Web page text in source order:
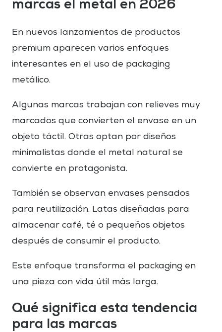
marcas el metal en 2026
En nuevos lanzamientos de productos
premium aparecen varios enfoques
interesantes en el uso de packaging
metálico.
Algunas marcas trabajan con relieves muy
marcados que convierten el envase en un
objeto táctil. Otras optan por diseños
minimalistas donde el metal natural se
convierte en protagonista.
También se observan envases pensados
para reutilización. Latas diseñadas para
almacenar café, té o pequeños objetos
después de consumir el producto.
Este enfoque transforma el packaging en
una pieza con vida útil más larga.
Qué significa esta tendencia
para las marcas